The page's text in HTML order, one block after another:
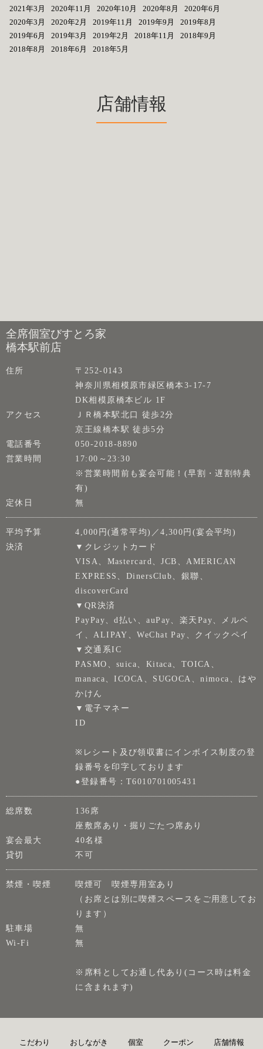
2021年3月
2020年11月 2020年10月 2020年8月
2020年6月
2020年3月
2020年2月 2019年11月 2019年9月
2019年8月
2019年6月
2019年3月 2019年2月 2018年11月
2018年9月
2018年8月
2018年6月 2018年5月
店舗情報
全席個室びすとろ家
橋本駅前店
住所
〒252-0143
神奈川県相模原市緑区橋本3-17-7
DK相模原橋本ビル 1F
アクセス
ＪＲ橋本駅北口 徒歩2分
京王線橋本駅 徒歩5分
電話番号
050-2018-8890
営業時間
17:00～23:30
※営業時間前も宴会可能！(早割・遅割特典
有)
定休日
無
平均予算
4,000円(通常平均)／4,300円(宴会平均)
決済
▼クレジットカード
VISA、Mastercard、JCB、AMERICAN
EXPRESS、DinersClub、銀聯、
discoverCard
▼QR決済
PayPay、d払い、auPay、楽天Pay、メルペ
イ、ALIPAY、WeChat Pay、クイックペイ
▼交通系IC
PASMO、suica、Kitaca、TOICA、
manaca、ICOCA、SUGOCA、nimoca、はや
かけん
▼電子マネー
ID
※レシート及び領収書にインボイス制度の登
録番号を印字しております
●登録番号：T6010701005431
総席数
136席
座敷席あり・掘りごたつ席あり
宴会最大
40名様
貸切
不可
禁煙・喫煙
喫煙可 喫煙専用室あり
（お席とは別に喫煙スペースをご用意してお
ります）
駐車場
無
Wi-Fi
無
※席料としてお通し代あり(コース時は料金
に含まれます)
こだわり おしながき 個室 クーポン 店舗情報